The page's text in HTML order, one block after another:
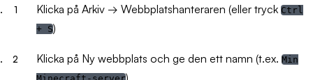
Klicka på Arkiv → Webbplatshanteraren (eller tryck Ctrl
+ S)
Klicka på Ny webbplats och ge den ett namn (t.ex. Min